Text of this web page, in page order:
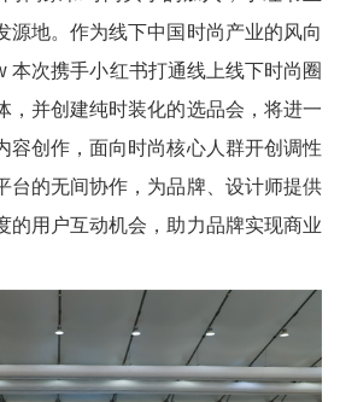
源地。作为线下中国时尚产业的风向
本次携手小红书打通线上线下时尚圈
，并创建纯时装化的选品会，将进一
容创作，面向时尚核心人群开创调性
台的无间协作，为品牌、设计师提供
的用户互动机会，助力品牌实现商业